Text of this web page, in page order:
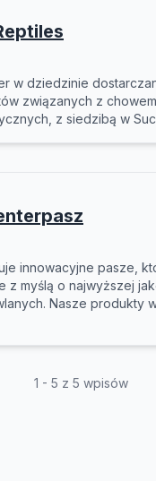
w dziedzinie
związanych z
z siedzibą w
innowacyjne pasze,
z myślą o najwyższej
Nasze produkty
1 - 5 z 5 wpisów